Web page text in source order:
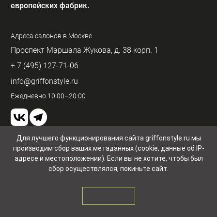
европейских фабрик.
Адреса салонов в Москве
Проспект Маршала Жукова, д. 38 корп. 1
+ 7 (495) 127-71-06
info@griffonstyle.ru
Ежедневно 10:00–20:00
© GriffonStyle 2026
Пользовательское соглашение и конфиденциальность
Для лучшего функционирования сайта griffonstyle.ru мы
производим сбор ваших метаданных (cookie, данные об IP-
адресе и местоположении). Если вы не хотите, чтобы был
сбор осуществлялся, покиньте сайт.